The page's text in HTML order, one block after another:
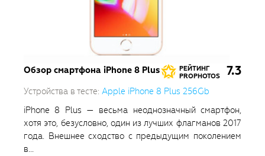
Обзор смартфона iPhone 8 Plus
РЕЙТИНГ
PROPHOTOS
7.3
Устройства в тесте: Apple iPhone 8 Plus 256Gb
iPhone 8 Plus — весьма неоднозначный смартфон,
хотя это, безусловно, один из лучших флагманов 2017
года. Внешнее сходство с предыдущим поколением
в...